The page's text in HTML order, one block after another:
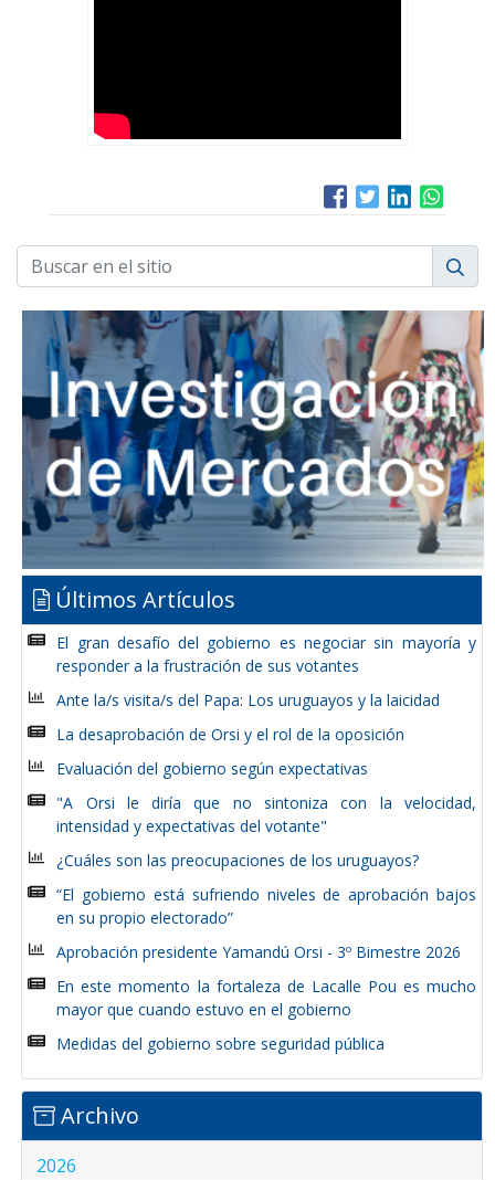
Últimos Artículos
El gran desafío del gobierno es negociar sin mayoría y
responder a la frustración de sus votantes
Ante la/s visita/s del Papa: Los uruguayos y la laicidad
La desaprobación de Orsi y el rol de la oposición
Evaluación del gobierno según expectativas
"A Orsi le diría que no sintoniza con la velocidad,
intensidad y expectativas del votante"
¿Cuáles son las preocupaciones de los uruguayos?
“El gobierno está sufriendo niveles de aprobación bajos
en su propio electorado”
Aprobación presidente Yamandú Orsi - 3º Bimestre 2026
En este momento la fortaleza de Lacalle Pou es mucho
mayor que cuando estuvo en el gobierno
Medidas del gobierno sobre seguridad pública
Archivo
2026